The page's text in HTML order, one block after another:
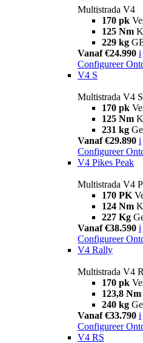
Multistrada V4
170 pk
125 Nm
229 kg
Vanaf €24.990 i
Configureer
V4 S
Multistrada V4 S
170 pk
125 Nm
231 kg
Vanaf €29.890 i
Configureer
V4 Pikes Peak
Multistrada V4
170 PK
124 Nm
227 Kg
Vanaf €38.590 i
Configureer
V4 Rally
Multistrada V4
170 pk
123,8 Nm
240 kg
Vanaf €33.790 i
Configureer
V4 RS